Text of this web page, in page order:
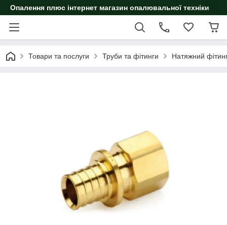
Опалення плюс інтернет магазин опалювальної техніки
Товари та послуги Труби та фітинги Натяжний